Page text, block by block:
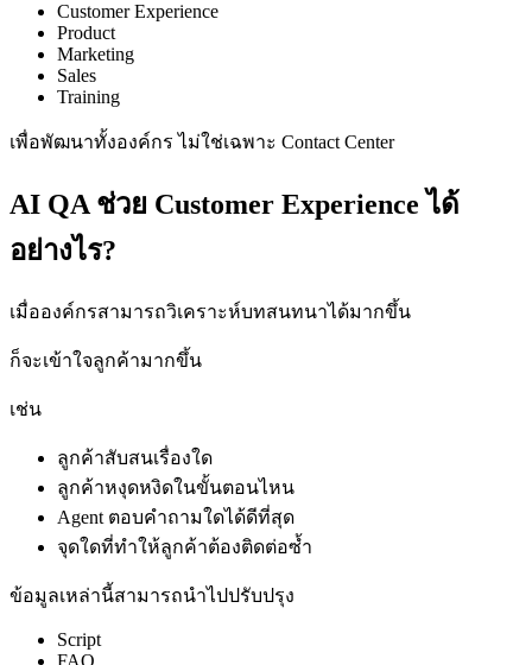
Customer Experience
Product
Marketing
Sales
Training
เพื่อพัฒนาทั้งองค์กร ไม่ใช่เฉพาะ Contact Center
AI QA ช่วย Customer Experience ได้
อย่างไร?
เมื่อองค์กรสามารถวิเคราะห์บทสนทนาได้มากขึ้น
ก็จะเข้าใจลูกค้ามากขึ้น
เช่น
ลูกค้าสับสนเรื่องใด
ลูกค้าหงุดหงิดในขั้นตอนไหน
Agent ตอบคำถามใดได้ดีที่สุด
จุดใดที่ทำให้ลูกค้าต้องติดต่อซ้ำ
ข้อมูลเหล่านี้สามารถนำไปปรับปรุง
Script
FAQ